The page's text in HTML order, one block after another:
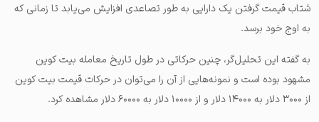
شتاب قیمت‌ گرفتن یک دارایی به طور تصاعدی افزایش می‌یابد تا زمانی که
به اوج خود برسد.
به گفته این تحلیل‌گر، چنین حرکاتی در طول تاریخ معامله بیت کوین
مشهود بوده است و نمونه‌هایی از آن را می‌توان در حرکات قیمت بیت کوین
از ۳۰۰۰ دلار به ۱۴۰۰۰ دلار و از ۱۰۰۰۰ دلار به ۶۰۰۰۰ دلار مشاهده کرد.